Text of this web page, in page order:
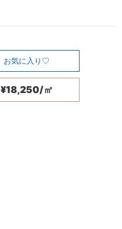
お気に入り
¥18,250/㎡